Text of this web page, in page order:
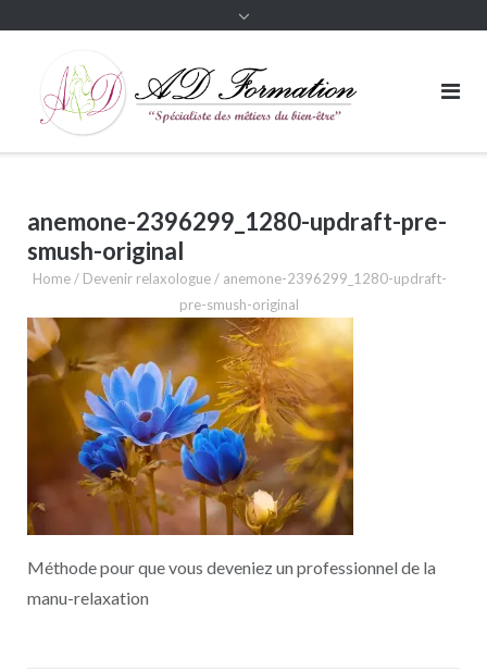
anemone-2396299_1280-updraft-pre-
smush-original
Home / Devenir relaxologue / anemone-2396299_1280-updraft-
pre-smush-original
Méthode pour que vous deveniez un professionnel de la
manu-relaxation